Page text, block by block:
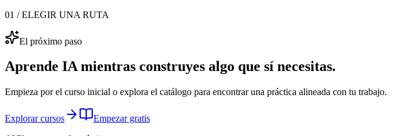
01 / ELEGIR UNA RUTA
El próximo paso
Aprende IA mientras construyes algo que sí necesitas.
Empieza por el curso inicial o explora el catálogo para encontrar una práctica alineada con tu trabajo.
Explorar cursos
Empezar gratis